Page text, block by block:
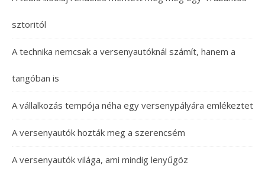
sztoritól
A technika nemcsak a versenyautóknál számít, hanem a
tangóban is
A vállalkozás tempója néha egy versenypályára emlékeztet
A versenyautók hozták meg a szerencsém
A versenyautók világa, ami mindig lenyűgöz